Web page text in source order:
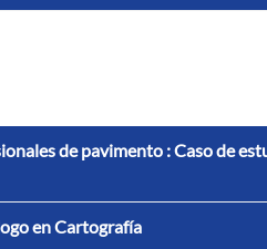
de pavimento : Caso de
en Cartografía